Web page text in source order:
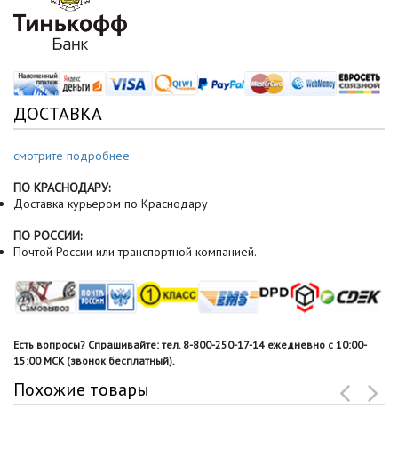
ДОСТАВКА
смотрите подробнее
ПО КРАСНОДАРУ:
Доставка курьером по Краснодару
ПО РОССИИ:
Почтой России или транспортной компанией.
Есть вопросы? Спрашивайте: тел. 8-800-250-17-14 ежедневно с 10:00-
15:00 МСК (звонок бесплатный).
Похожие товары